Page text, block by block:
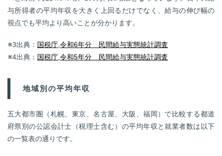
与所得者の平均年収を大きく上回るだけでなく、給与の伸び幅の
視点でも平均より高いことが分かります。
※3出典： 国税庁,令和6年分 民間給与実態統計調査
※4出典： 国税庁,令和5年分 民間給与実態統計調査
地域別の平均年収
五大都市圏（札幌、東京、名古屋、大阪、福岡）で比較する都道
府県別の公認会計士（税理士含む）の平均年収と就業者数は以下
の一覧表の通りです。